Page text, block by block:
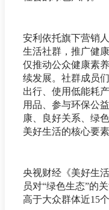
安利依托旗下营销
生活社群，推广健
仅推动公众健康素
续发展。社群成员
出行、使用低能耗
用品、参与环保公
康、良好关系、绿
美好生活的核心要素
央视财经《美好生
员对“绿色生态”的
高于大众群体近15个